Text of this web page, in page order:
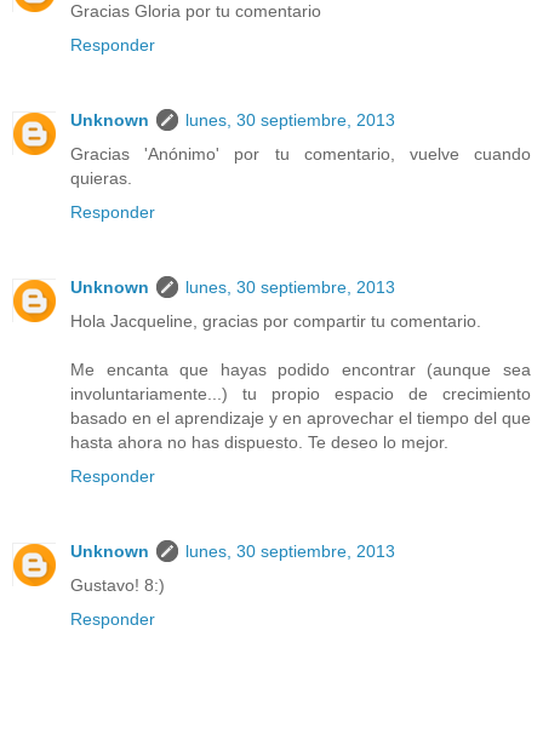
Gracias Gloria por tu comentario
Responder
Unknown
lunes, 30 septiembre, 2013
Gracias 'Anónimo' por tu comentario, vuelve cuando
quieras.
Responder
Unknown
lunes, 30 septiembre, 2013
Hola Jacqueline, gracias por compartir tu comentario.
Me encanta que hayas podido encontrar (aunque sea
involuntariamente...) tu propio espacio de crecimiento
basado en el aprendizaje y en aprovechar el tiempo del que
hasta ahora no has dispuesto. Te deseo lo mejor.
Responder
Unknown
lunes, 30 septiembre, 2013
Gustavo! 8:)
Responder